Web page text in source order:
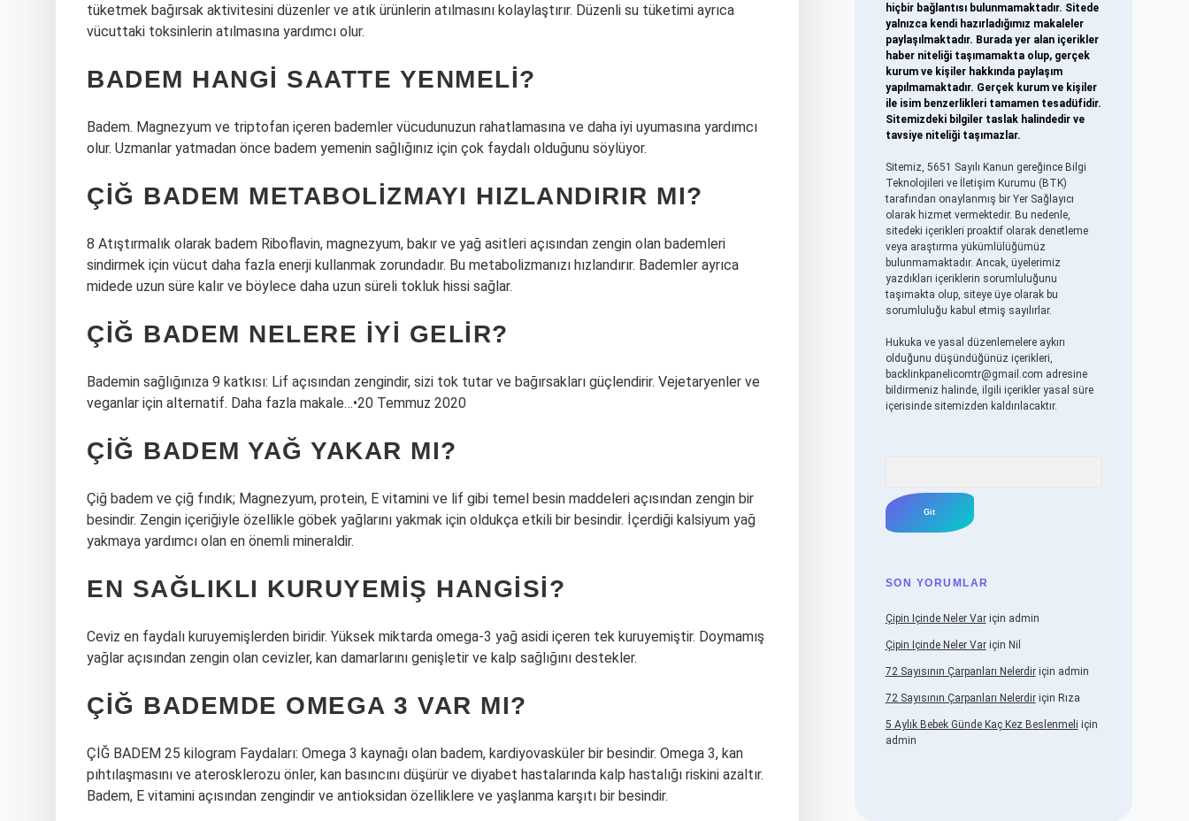
tüketmek bağırsak aktivitesini düzenler ve atık ürünlerin atılmasını kolaylaştırır. Düzenli su tüketimi ayrıca
vücuttaki toksinlerin atılmasına yardımcı olur.
BADEM HANGI SAATTE YENMELI?
Badem. Magnezyum ve triptofan içeren bademler vücudunuzun rahatlamasına ve daha iyi uyumasına yardımcı
olur. Uzmanlar yatmadan önce badem yemenin sağlığınız için çok faydalı olduğunu söylüyor.
ÇIĞ BADEM METABOLIZMAYI HIZLANDIRIR MI?
8 Atıştırmalık olarak badem Riboflavin, magnezyum, bakır ve yağ asitleri açısından zengin olan bademleri
sindirmek için vücut daha fazla enerji kullanmak zorundadır. Bu metabolizmanızı hızlandırır. Bademler ayrıca
midede uzun süre kalır ve böylece daha uzun süreli tokluk hissi sağlar.
ÇIĞ BADEM NELERE IYI GELIR?
Bademin sağlığınıza 9 katkısı: Lif açısından zengindir, sizi tok tutar ve bağırsakları güçlendirir. Vejetaryenler ve
veganlar için alternatif. Daha fazla makale…•20 Temmuz 2020
ÇIĞ BADEM YAĞ YAKAR MI?
Çiğ badem ve çiğ fındık; Magnezyum, protein, E vitamini ve lif gibi temel besin maddeleri açısından zengin bir
besindir. Zengin içeriğiyle özellikle göbek yağlarını yakmak için oldukça etkili bir besindir. İçerdiği kalsiyum yağ
yakmaya yardımcı olan en önemli mineraldir.
EN SAĞLIKLI KURUYEMIŞ HANGISI?
Ceviz en faydalı kuruyemişlerden biridir. Yüksek miktarda omega-3 yağ asidi içeren tek kuruyemiştir. Doymamış
yağlar açısından zengin olan cevizler, kan damarlarını genişletir ve kalp sağlığını destekler.
ÇIĞ BADEMDE OMEGA 3 VAR MI?
ÇİĞ BADEM 25 kilogram Faydaları: Omega 3 kaynağı olan badem, kardiyovasküler bir besindir. Omega 3, kan
pıhtılaşmasını ve aterosklerozu önler, kan basıncını düşürür ve diyabet hastalarında kalp hastalığı riskini azaltır.
Badem, E vitamini açısından zengindir ve antioksidan özelliklere ve yaşlanma karşıtı bir besindir.
hiçbir bağlantısı bulunmamaktadır. Sitede
yalnızca kendi hazırladığımız makaleler
paylaşılmaktadır. Burada yer alan içerikler
haber niteliği taşımamakta olup, gerçek
kurum ve kişiler hakkında paylaşım
yapılmamaktadır. Gerçek kurum ve kişiler
ile isim benzerlikleri tamamen tesadüfidir.
Sitemizdeki bilgiler taslak halindedir ve
tavsiye niteliği taşımazlar.
Sitemiz, 5651 Sayılı Kanun gereğince Bilgi
Teknolojileri ve İletişim Kurumu (BTK)
tarafından onaylanmış bir Yer Sağlayıcı
olarak hizmet vermektedir. Bu nedenle,
sitedeki içerikleri proaktif olarak denetleme
veya araştırma yükümlülüğümüz
bulunmamaktadır. Ancak, üyelerimiz
yazdıkları içeriklerin sorumluluğunu
taşımakta olup, siteye üye olarak bu
sorumluluğu kabul etmiş sayılırlar.
Hukuka ve yasal düzenlemelere aykırı
olduğunu düşündüğünüz içerikleri,
backlinkpanelicomtr@gmail.com adresine
bildirmeniz halinde, ilgili içerikler yasal süre
içerisinde sitemizden kaldırılacaktır.
SON YORUMLAR
Çipin Içinde Neler Variçin admin
Çipin Içinde Neler Variçin Nil
72 Sayısının Çarpanları Nelerdiriçin admin
72 Sayısının Çarpanları Nelerdiriçin Rıza
5 Aylık Bebek Günde Kaç Kez Beslenmeli için
admin